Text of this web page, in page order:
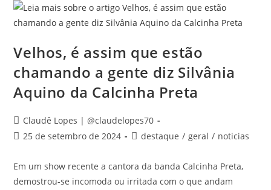
Velhos, é assim que estão
chamando a gente diz Silvânia
Aquino da Calcinha Preta
Claudê Lopes | @claudelopes70
25 de setembro de 2024
destaque / geral / noticias
Em um show recente a cantora da banda Calcinha Preta,
demostrou-se incomoda ou irritada com o que andam